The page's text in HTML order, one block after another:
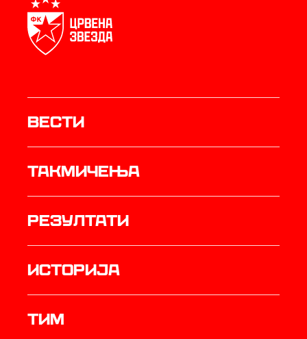
Вести
Такмичења
резултати
историја
ТИМ